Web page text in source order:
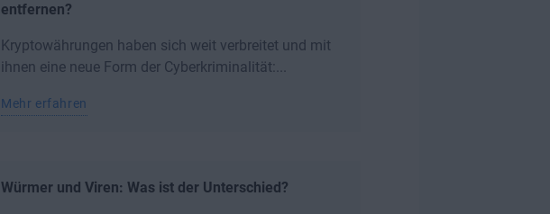
entfernen?
Kryptowährungen haben sich weit verbreitet und mit
ihnen eine neue Form der Cyberkriminalität:...
Mehr erfahren
Würmer und Viren: Was ist der Unterschied?